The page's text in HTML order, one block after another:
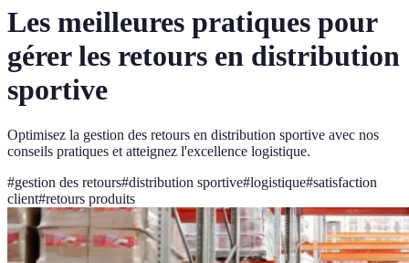
Les meilleures pratiques pour
gérer les retours en distribution
sportive
Optimisez la gestion des retours en distribution sportive avec nos
conseils pratiques et atteignez l'excellence logistique.
#gestion des retours#distribution sportive#logistique#satisfaction
client#retours produits